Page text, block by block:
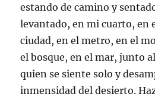
estando de camino y
levantado, en mi cuarto, en
ciudad, en el metro, en el
el bosque, en el mar, junto
quien se siente solo y
inmensidad del desierto.